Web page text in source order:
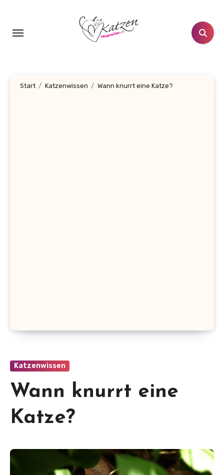
springen
Start Katzenwissen Wann knurrt eine Katze?
Katzenwissen
Wann knurrt eine
Katze?